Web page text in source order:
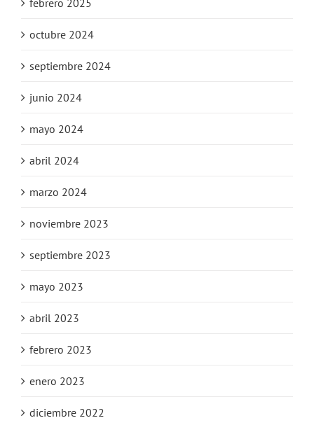
octubre 2024
septiembre 2024
junio 2024
mayo 2024
abril 2024
marzo 2024
noviembre 2023
septiembre 2023
mayo 2023
abril 2023
febrero 2023
enero 2023
diciembre 2022